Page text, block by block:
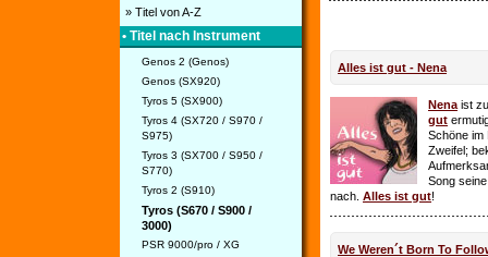
» Titel von A-Z
• Titel nach Instrument
Genos 2 (Genos)
Genos (SX920)
Tyros 5 (SX900)
Tyros 4 (SX720 / S970 /
S975)
Tyros 3 (SX700 / S950 /
S770)
Tyros 2 (S910)
Tyros (S670 / S900 /
3000)
PSR 9000/pro / XG
Alles ist gut - Nena
Nena ist
gut
Schöne im
Zweifel;
Song
nach. Alles ist gut!
We Weren´t Born To